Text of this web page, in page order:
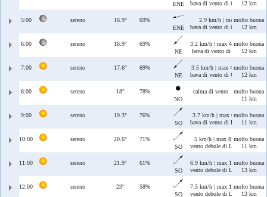
ENE
bava di vento di Grecale/12 km
5:00 sereno 16.9°
69%
ENE
2.9 km/h | max 3.6 km/h
bava di vento di Grecale/
molto buona
12 km
6:00 sereno 16.9°
69%
NE
3.2 km/h | max 4.2 km/h
bava di vento di Grecale
molto buona
12 km
7:00 sereno 17.6°
69%
NE
3.5 km/h | max 4 km/h
bava di vento di Grecale
molto buona
12 km
8:00 sereno 18°
78%
NO
calma di vento
molto buona
11 km
9:00 sereno 19.3°
76%
SO
3.7 km/h | max 6 km/h
bava di vento di Libeccio
molto buona
11 km
10:00 sereno 20.6°
71%
SO
5 km/h | max 8 km/h
vento debole di Libeccio
molto buona
11 km
11:00 sereno 21.9°
61%
SO
6.9 km/h | max 11 km/h
vento debole di Libeccio
molto buona
13 km
12:00 sereno 23°
58%
SO
7.5 km/h | max 10 km/h
vento debole di Libeccio
molto buona
13 km